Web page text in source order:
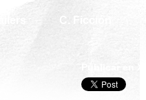
C. Ficción